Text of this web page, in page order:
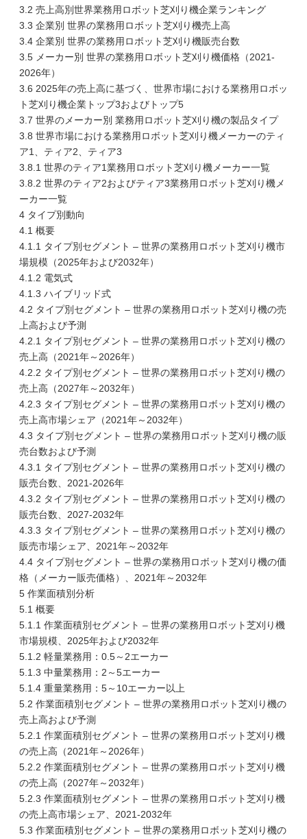
3.2 売上高別世界業務用ロボット芝刈り機企業ランキング
3.3 企業別 世界の業務用ロボット芝刈り機売上高
3.4 企業別 世界の業務用ロボット芝刈り機販売台数
3.5 メーカー別 世界の業務用ロボット芝刈り機価格（2021-
2026年）
3.6 2025年の売上高に基づく、世界市場における業務用ロボッ
ト芝刈り機企業トップ3およびトップ5
3.7 世界のメーカー別 業務用ロボット芝刈り機の製品タイプ
3.8 世界市場における業務用ロボット芝刈り機メーカーのティ
ア1、ティア2、ティア3
3.8.1 世界のティア1業務用ロボット芝刈り機メーカー一覧
3.8.2 世界のティア2およびティア3業務用ロボット芝刈り機メ
ーカー一覧
4 タイプ別動向
4.1 概要
4.1.1 タイプ別セグメント – 世界の業務用ロボット芝刈り機市
場規模（2025年および2032年）
4.1.2 電気式
4.1.3 ハイブリッド式
4.2 タイプ別セグメント – 世界の業務用ロボット芝刈り機の売
上高および予測
4.2.1 タイプ別セグメント – 世界の業務用ロボット芝刈り機の
売上高（2021年～2026年）
4.2.2 タイプ別セグメント – 世界の業務用ロボット芝刈り機の
売上高（2027年～2032年）
4.2.3 タイプ別セグメント – 世界の業務用ロボット芝刈り機の
売上高市場シェア（2021年～2032年）
4.3 タイプ別セグメント – 世界の業務用ロボット芝刈り機の販
売台数および予測
4.3.1 タイプ別セグメント – 世界の業務用ロボット芝刈り機の
販売台数、2021-2026年
4.3.2 タイプ別セグメント – 世界の業務用ロボット芝刈り機の
販売台数、2027-2032年
4.3.3 タイプ別セグメント – 世界の業務用ロボット芝刈り機の
販売市場シェア、2021年～2032年
4.4 タイプ別セグメント – 世界の業務用ロボット芝刈り機の価
格（メーカー販売価格）、2021年～2032年
5 作業面積別分析
5.1 概要
5.1.1 作業面積別セグメント – 世界の業務用ロボット芝刈り機
市場規模、2025年および2032年
5.1.2 軽量業務用：0.5～2エーカー
5.1.3 中量業務用：2～5エーカー
5.1.4 重量業務用：5～10エーカー以上
5.2 作業面積別セグメント – 世界の業務用ロボット芝刈り機の
売上高および予測
5.2.1 作業面積別セグメント – 世界の業務用ロボット芝刈り機
の売上高（2021年～2026年）
5.2.2 作業面積別セグメント – 世界の業務用ロボット芝刈り機
の売上高（2027年～2032年）
5.2.3 作業面積別セグメント – 世界の業務用ロボット芝刈り機
の売上高市場シェア、2021-2032年
5.3 作業面積別セグメント – 世界の業務用ロボット芝刈り機の